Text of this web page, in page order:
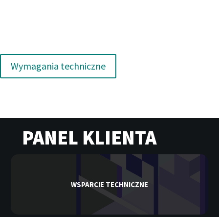
Wymagania techniczne
PANEL KLIENTA
WSPARCIE TECHNICZNE